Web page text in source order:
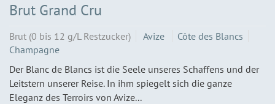
Brut Grand Cru
Brut (0 bis 12 g/L Restzucker) Avize
Côte des Blancs
Champagne
Der Blanc de Blancs ist die Seele unseres Schaffens und der
Leitstern unserer Reise. In ihm spiegelt sich die ganze
Eleganz des Terroirs von Avize...